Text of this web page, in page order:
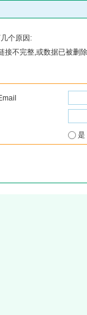
个原因:
接不完整,或数据已被删